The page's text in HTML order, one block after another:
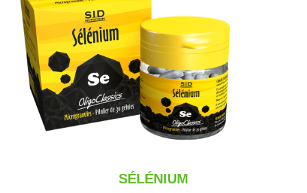
SÉLÉNIUM